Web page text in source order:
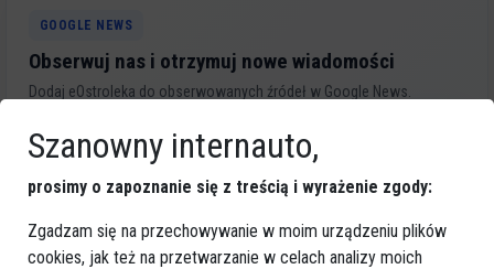
GOOGLE NEWS
Obserwuj nas i otrzymuj nowe wiadomości
Dodaj eOstroleka do obserwowanych źródeł w Google News.
Obserwuj w Google News
Szanowny internauto,
prosimy o zapoznanie się z treścią i wyrażenie zgody:
Zgadzam się na przechowywanie w moim urządzeniu plików
cookies, jak też na przetwarzanie w celach analizy moich